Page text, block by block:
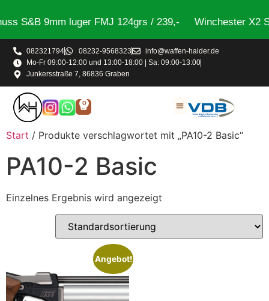
S&B 9mm luger FMJ 124grs / 239,- Winchester X2
082321794 08232-9568323
info@waffen-haider.de
Mo-Fr 09:00-12:00 und 13:00-18:00 | Sa: 09:00-13:00
Junkersstraße 7, 86836 Graben
0
Start / Produkte verschlagwortet mit „PA10-2 Basic“
PA10-2 Basic
Einzelnes Ergebnis wird angezeigt
Angebot!